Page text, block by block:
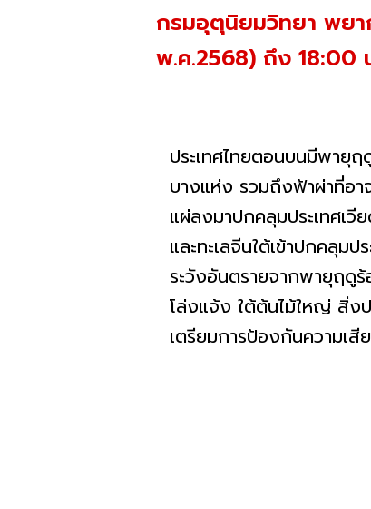
กรมอุตุนิยมวิทยา พยา
พ.ค.2568) ถึง 18:00
ประเทศไทยตอนบนมีพายุ
บางแห่ง รวมถึงฟ้าผ่าที่อ
แผ่ลงมาปกคลุมประเทศเวี
และทะเลจีนใต้เข้าปกคลุม
ระวังอันตรายจากพายุฤดู
โล่งแจ้ง ใต้ต้นไม้ใหญ่ สิ่ง
เตรียมการป้องกันความเ